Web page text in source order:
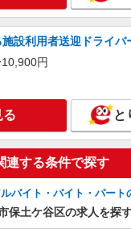
保土ヶ谷/1480000026-
護職員（ヘルパー）（
月給266,320円〜
）含む。※夜勤1回あたり
割増＋夜勤手当）
神奈川県横浜市保土ケ谷
設利用者送迎ドライバ
円
る と
連する条件で探す
バイト・バイト・パート
保土ケ谷区の求人を探